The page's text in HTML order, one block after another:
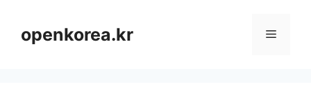
openkorea.kr 메